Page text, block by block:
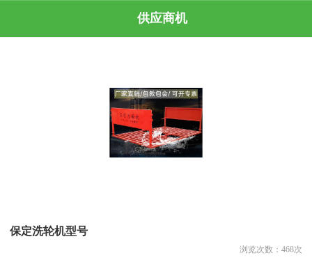
供应商机
保定洗轮机型号
浏览次数： 468次